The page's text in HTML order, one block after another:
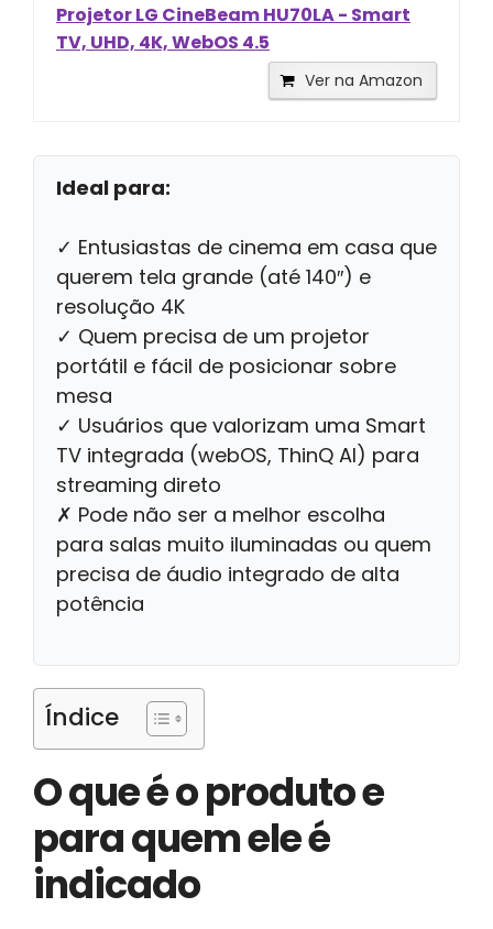
Projetor LG CineBeam HU70LA - Smart
TV, UHD, 4K, WebOS 4.5
Ver na Amazon
Ideal para:
✓ Entusiastas de cinema em casa que
querem tela grande (até 140″) e
resolução 4K
✓ Quem precisa de um projetor
portátil e fácil de posicionar sobre
mesa
✓ Usuários que valorizam uma Smart
TV integrada (webOS, ThinQ AI) para
streaming direto
✗ Pode não ser a melhor escolha
para salas muito iluminadas ou quem
precisa de áudio integrado de alta
potência
Índice
O que é o produto e
para quem ele é
indicado